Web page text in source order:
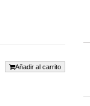
Añadir al carrito